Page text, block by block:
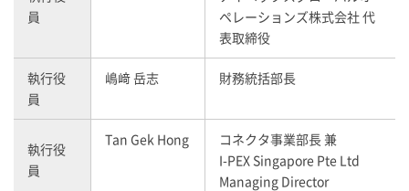
員
ペレーションズ株式会社 代
表取締役
執行役
員
嶋﨑 岳志 財務統括部長
執行役
員
Tan Gek Hong
コネクタ事業部長 兼
I-PEX Singapore Pte Ltd
Managing Director